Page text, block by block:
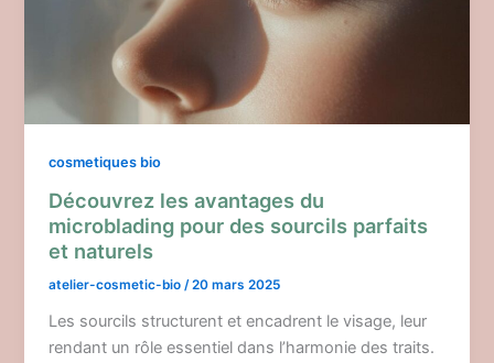
cosmetiques bio
Découvrez les avantages du
microblading pour des sourcils parfaits
et naturels
atelier-cosmetic-bio/20 mars 2025
Les sourcils structurent et encadrent le visage, leur
rendant un rôle essentiel dans l’harmonie des traits.